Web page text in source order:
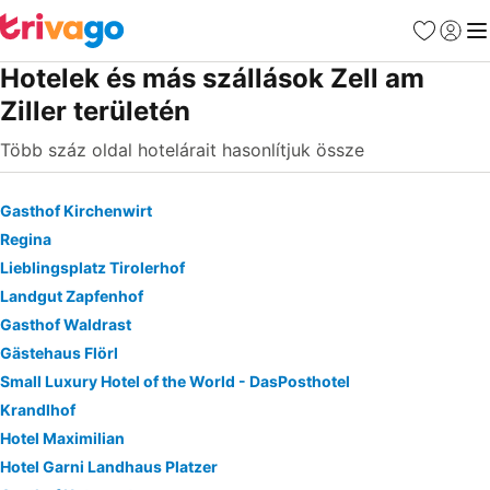
Kedvencek
Hotelek és más szállások Zell am
Ziller területén
Több száz oldal hotelárait hasonlítjuk össze
Gasthof Kirchenwirt
Regina
Lieblingsplatz Tirolerhof
Landgut Zapfenhof
Gasthof Waldrast
Gästehaus Flörl
Small Luxury Hotel of the World - DasPosthotel
Krandlhof
Hotel Maximilian
Hotel Garni Landhaus Platzer